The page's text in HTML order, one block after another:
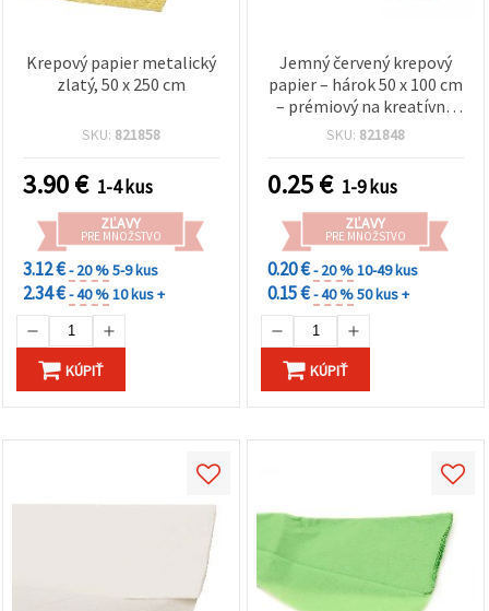
Krepový papier metalický
zlatý, 50 x 250 cm
SKU: 821858
3.90€ 1-4 kus
ZĽAVY
PRE MNOŽSTVO
3.12 €- 20 %5-9 kus
2.34 €- 40 %10 kus +
KÚPIŤ
Jemný červený krepový
papier – hárok 50 x 100 cm
– prémiový na kreatívne
DIY tvorenie: papierové
balenie darčekov a
školské projekty
SKU: 821848
0.25€ 1-9 kus
ZĽAVY
PRE MNOŽSTVO
0.20 €- 20 %10-49 kus
0.15 €- 40 %50 kus +
KÚPIŤ